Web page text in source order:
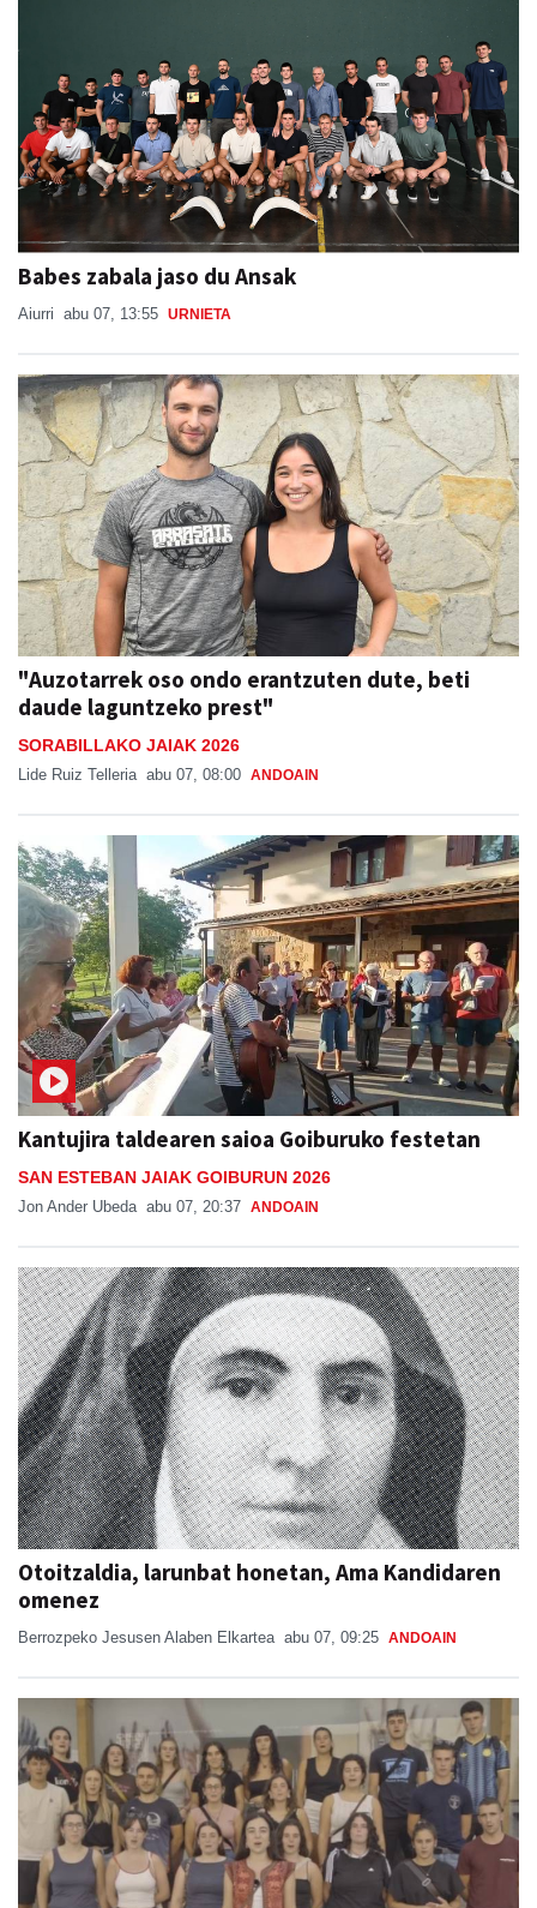
Babes zabala jaso du Ansak
Aiurri abu 07, 13:55 URNIETA
"Auzotarrek oso ondo erantzuten dute, beti
daude laguntzeko prest"
SORABILLAKO JAIAK 2026
Lide Ruiz Telleria abu 07, 08:00 ANDOAIN
Kantujira taldearen saioa Goiburuko festetan
SAN ESTEBAN JAIAK GOIBURUN 2026
Jon Ander Ubeda abu 07, 20:37 ANDOAIN
Otoitzaldia, larunbat honetan, Ama Kandidaren
omenez
Berrozpeko Jesusen Alaben Elkartea abu 07, 09:25 ANDOAIN